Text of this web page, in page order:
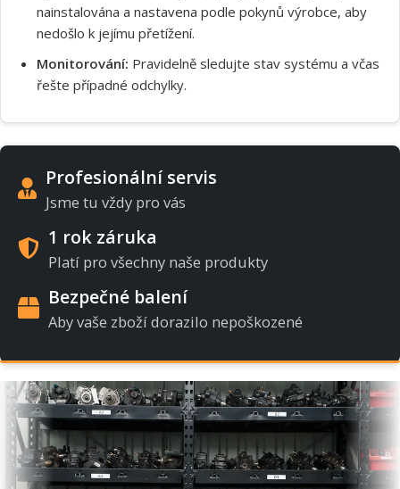
nainstalována a nastavena podle pokynů výrobce, aby
nedošlo k jejímu přetížení.
Monitorování: Pravidelně sledujte stav systému a včas
řešte případné odchylky.
Profesionální servis
Jsme tu vždy pro vás
1 rok záruka
Platí pro všechny naše produkty
Bezpečné balení
Aby vaše zboží dorazilo nepoškozené